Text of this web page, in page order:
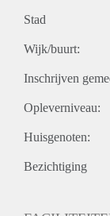
Stad
Wijk/buurt:
Inschrijven
Opleverniveau:
Huisgenoten:
Bezichtiging